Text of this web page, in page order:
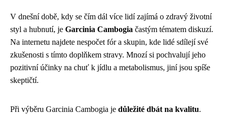
V dnešní době, kdy se čím dál více lidí zajímá o zdravý životní
styl a hubnutí, je Garcinia Cambogia častým tématem diskuzí.
Na internetu najdete nespočet fór a skupin, kde lidé sdílejí své
zkušenosti s tímto doplňkem stravy. Mnozí si pochvalují jeho
pozitivní účinky na chuť k jídlu a metabolismus, jiní jsou spíše
skeptičtí.
Při výběru Garcinia Cambogia je důležité dbát na kvalitu.